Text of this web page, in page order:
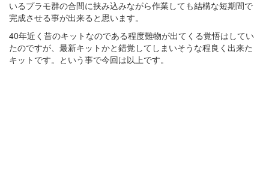
いるプラモ群の合間に挟み込みながら作業しても結構な短期間で
完成させる事が出来ると思います。
40年近く昔のキットなのである程度難物が出てくる覚悟はしてい
たのですが、最新キットかと錯覚してしまいそうな程良く出来た
キットです。という事で今回は以上です。